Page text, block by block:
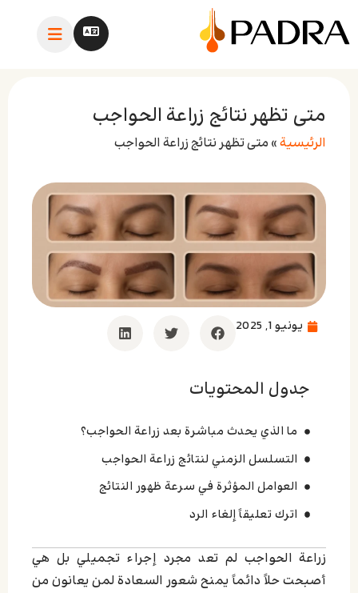
متى تظهر نتائج زراعة الحواجب
الرئيسية» متى تظهر نتائج زراعة الحواجب
يونيو 1, 2025
جدول المحتويات
ما الذي يحدث مباشرة بعد زراعة الحواجب؟
التسلسل الزمني لنتائج زراعة الحواجب
العوامل المؤثرة في سرعة ظهور النتائج
اترك تعليقاً إلغاء الرد
زراعة الحواجب لم تعد مجرد إجراء تجميلي بل هي
أصبحت حلاً دائماً يمنح شعور السعادة لمن يعانون من